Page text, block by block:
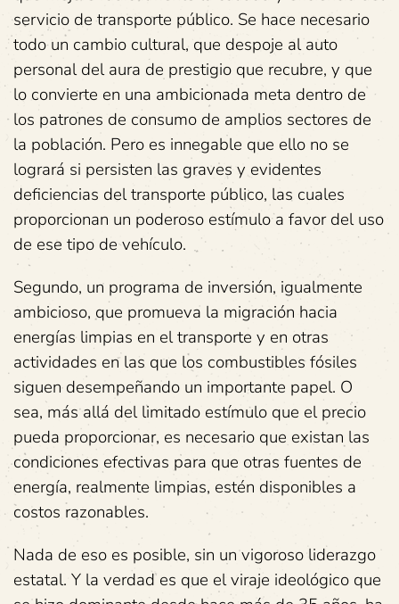
servicio de transporte público. Se hace necesario
todo un cambio cultural, que despoje al auto
personal del aura de prestigio que recubre, y que
lo convierte en una ambicionada meta dentro de
los patrones de consumo de amplios sectores de
la población. Pero es innegable que ello no se
logrará si persisten las graves y evidentes
deficiencias del transporte público, las cuales
proporcionan un poderoso estímulo a favor del uso
de ese tipo de vehículo.
Segundo, un programa de inversión, igualmente
ambicioso, que promueva la migración hacia
energías limpias en el transporte y en otras
actividades en las que los combustibles fósiles
siguen desempeñando un importante papel. O
sea, más allá del limitado estímulo que el precio
pueda proporcionar, es necesario que existan las
condiciones efectivas para que otras fuentes de
energía, realmente limpias, estén disponibles a
costos razonables.
Nada de eso es posible, sin un vigoroso liderazgo
estatal. Y la verdad es que el viraje ideológico que